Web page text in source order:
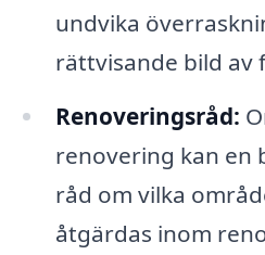
undvika
rättvisande bild av
Renoveringsråd:
renovering kan en
råd om vilka
åtgärdas inom